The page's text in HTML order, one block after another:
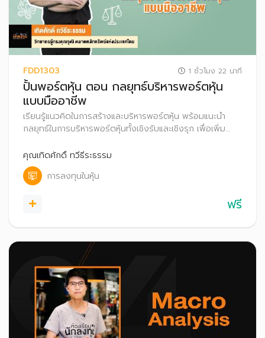
FDD1303 1 ชั่วโมง 22 นาที
ปั้นพอร์ตหุ้น ตอน กลยุทธ์บริหารพอร์ตหุ้น
แบบมืออาชีพ
เรียนรู้แนวคิดในการสร้างและบริหารพอร์ตหุ้น พร้อมแนะนำ
กลยุทธ์ในการบริหารพอร์ตหุ้นทั้งเชิงรับและเชิงรุก เพื่อเพิ่ม
คุณเทิดศักดิ์ ทวีธีระธรรม
การลงทุนในหุ้น
ฟรี